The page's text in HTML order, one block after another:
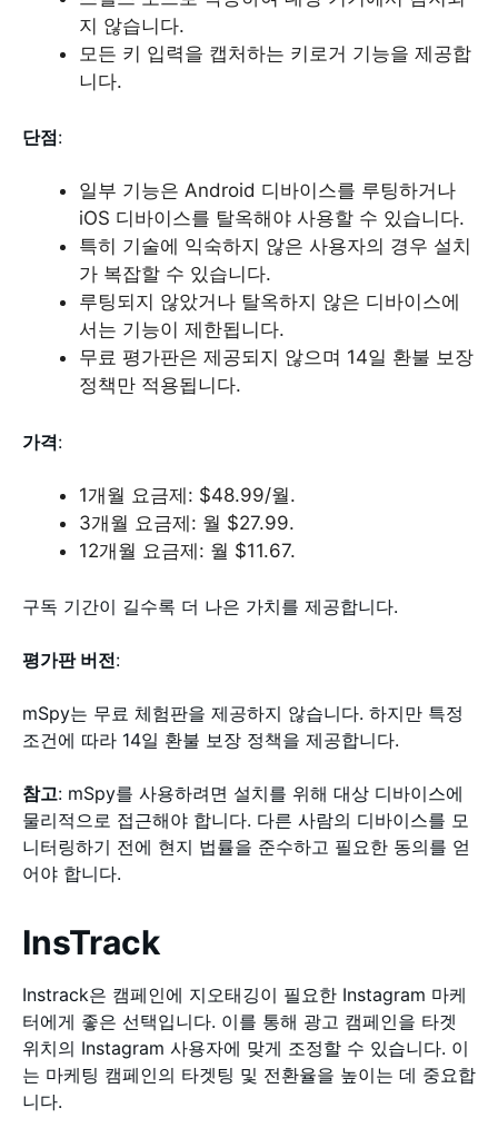
지 않습니다.
모든 키 입력을 캡처하는 키로거 기능을 제공합
니다.
단점:
일부 기능은 Android 디바이스를 루팅하거나
iOS 디바이스를 탈옥해야 사용할 수 있습니다.
특히 기술에 익숙하지 않은 사용자의 경우 설치
가 복잡할 수 있습니다.
루팅되지 않았거나 탈옥하지 않은 디바이스에
서는 기능이 제한됩니다.
무료 평가판은 제공되지 않으며 14일 환불 보장
정책만 적용됩니다.
가격:
1개월 요금제: $48.99/월.
3개월 요금제: 월 $27.99.
12개월 요금제: 월 $11.67.
구독 기간이 길수록 더 나은 가치를 제공합니다.
평가판 버전:
mSpy는 무료 체험판을 제공하지 않습니다. 하지만 특정
조건에 따라 14일 환불 보장 정책을 제공합니다.
참고: mSpy를 사용하려면 설치를 위해 대상 디바이스에
물리적으로 접근해야 합니다. 다른 사람의 디바이스를 모
니터링하기 전에 현지 법률을 준수하고 필요한 동의를 얻
어야 합니다.
InsTrack
Instrack은 캠페인에 지오태깅이 필요한 Instagram 마케
터에게 좋은 선택입니다. 이를 통해 광고 캠페인을 타겟
위치의 Instagram 사용자에 맞게 조정할 수 있습니다. 이
는 마케팅 캠페인의 타겟팅 및 전환율을 높이는 데 중요합
니다.